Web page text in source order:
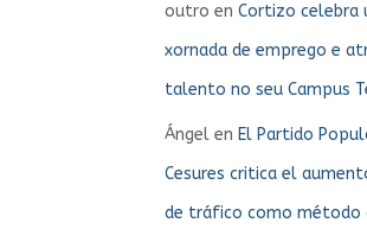
outro en Cortizo celebra
xornada de emprego e
talento no seu Campus
Ángelen El Partido
Cesures critica el
de tráfico como método